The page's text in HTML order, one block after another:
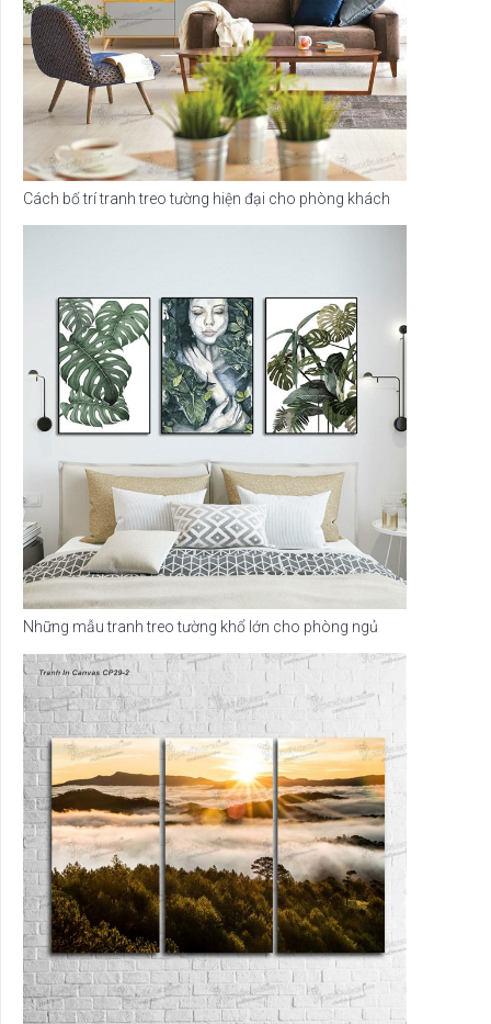
Cách bố trí tranh treo tường hiện đại cho phòng khách
Những mẫu tranh treo tường khổ lớn cho phòng ngủ